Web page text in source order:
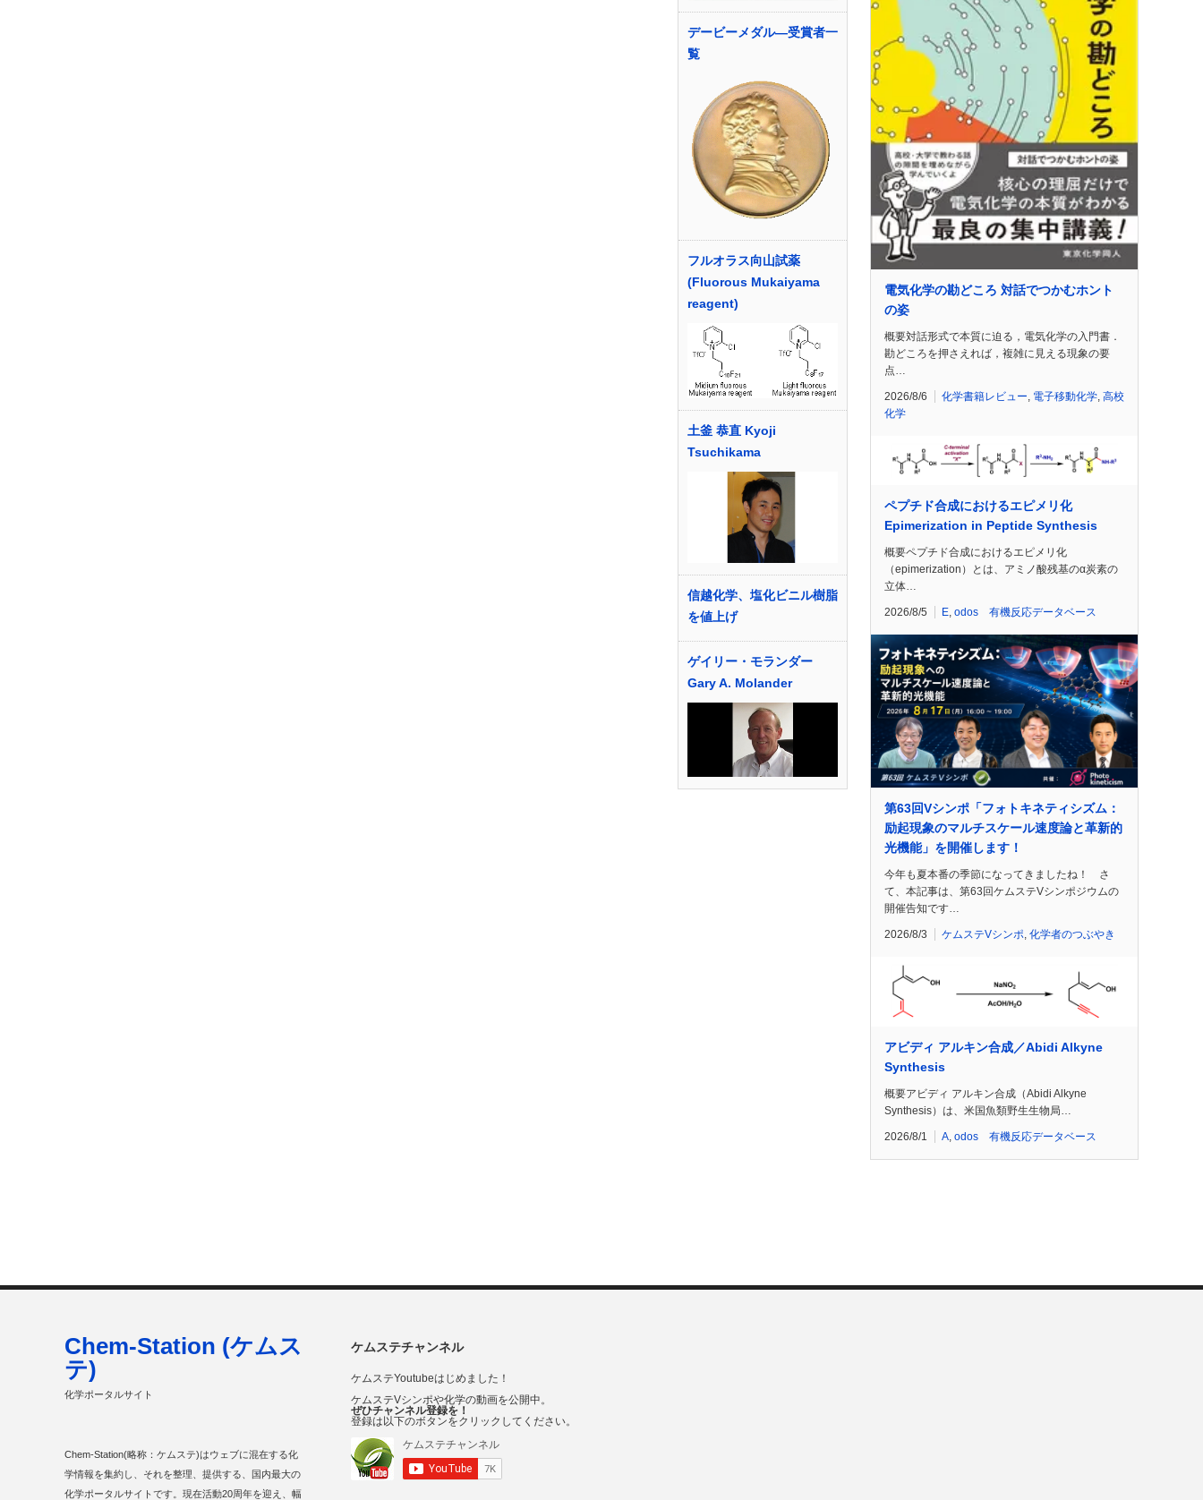
デービーメダル―受賞者一
覧
フルオラス向山試薬
(Fluorous Mukaiyama
reagent)
土釜 恭直 Kyoji
Tsuchikama
信越化学、塩化ビニル樹脂
を値上げ
ゲイリー・モランダー
Gary A. Molander
電気化学の勘どころ 対話でつかむホント
の姿
概要対話形式で本質に迫る，電気化学の入門書．
勘どころを押さえれば，複雑に見える現象の要
点…
2026/8/6 化学書籍レビュー 電子移動化学 高校
化学
ペプチド合成におけるエピメリ化
Epimerization in Peptide Synthesis
概要ペプチド合成におけるエピメリ化
（epimerization）とは、アミノ酸残基のα炭素の
立体…
2026/8/5 E odos 有機反応データベース
第63回Vシンポ「フォトキネティシズム：
励起現象のマルチスケール速度論と革新的
光機能」を開催します！
今年も夏本番の季節になってきましたね！ さ
て、本記事は、第63回ケムステVシンポジウムの
開催告知です…
2026/8/3 ケムステVシンポ, 化学者のつぶやき
アビディ アルキン合成／Abidi Alkyne
Synthesis
概要アビディ アルキン合成（Abidi Alkyne
Synthesis）は、米国魚類野生生物局…
2026/8/1 A, odos 有機反応データベース
ケムステチャンネル
ケムステYoutubeはじめました！
ケムステVシンポや化学の動画を公開中。
ぜひチャンネル登録を！
登録は以下のボタンをクリックしてください。
Chem-Station (ケムス
テ)
化学ポータルサイト
Chem-Station(略称：ケムステ)はウェブに混在する化
学情報を集約し、それを整理、提供する、国内最大の
化学ポータルサイトです。現在活動20周年を迎え、幅